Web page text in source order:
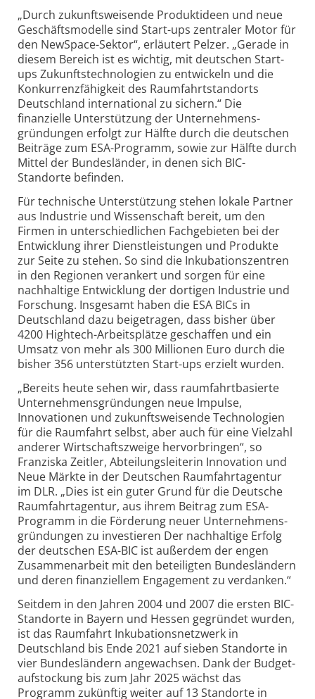
„Durch zukunftsweisende Produktideen und neue
Geschäfts­modelle sind Start-ups zentraler Motor für
den NewSpace-Sektor“, erläutert Pelzer. „Gerade in
diesem Bereich ist es wichtig, mit deutschen Start-
ups Zukunftstechnologien zu entwickeln und die
Konkurrenz­fähigkeit des Raumfahrt­standorts
Deutschland international zu sichern.“ Die
finanzielle Unterstützung der Unternehmens­
gründungen erfolgt zur Hälfte durch die deutschen
Beiträge zum ESA-Programm, sowie zur Hälfte durch
Mittel der Bundes­länder, in denen sich BIC-
Standorte befinden.
Für technische Unterstützung stehen lokale Partner
aus Industrie und Wissenschaft bereit, um den
Firmen in unterschiedlichen Fachgebieten bei der
Entwicklung ihrer Dienstleistungen und Produkte
zur Seite zu stehen. So sind die Inkubations­zentren
in den Regionen verankert und sorgen für eine
nachhaltige Entwicklung der dortigen Industrie und
Forschung. Insgesamt haben die ESA BICs in
Deutschland dazu beigetragen, dass bisher über
4200 Hightech-Arbeits­plätze geschaffen und ein
Umsatz von mehr als 300 Millionen Euro durch die
bisher 356 unterstützten Start-ups erzielt wurden.
„Bereits heute sehen wir, dass raumfahrt­basierte
Unternehmens­gründungen neue Impulse,
Innovationen und zukunfts­weisende Technologien
für die Raumfahrt selbst, aber auch für eine Vielzahl
anderer Wirtschafts­zweige hervorbringen“, so
Franziska Zeitler, Abteilungs­leiterin Innovation und
Neue Märkte in der Deutschen Raumfahrt­agentur
im DLR. „Dies ist ein guter Grund für die Deutsche
Raumfahrtagentur, aus ihrem Beitrag zum ESA-
Programm in die Förderung neuer Unternehmens­
gründungen zu investieren Der nachhaltige Erfolg
der deutschen ESA-BIC ist außerdem der engen
Zusammen­arbeit mit den beteiligten Bundesländern
und deren finanziellem Engagement zu verdanken.“
Seitdem in den Jahren 2004 und 2007 die ersten BIC-
Standorte in Bayern und Hessen gegründet wurden,
ist das Raumfahrt Inkubations­netzwerk in
Deutschland bis Ende 2021 auf sieben Standorte in
vier Bundesländern angewachsen. Dank der Budget­
aufstockung bis zum Jahr 2025 wächst das
Programm zukünftig weiter auf 13 Standorte in